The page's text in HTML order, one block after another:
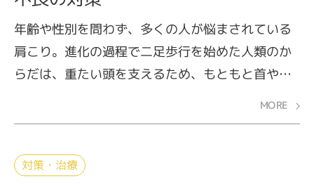
年齢や性別を問わず、多くの人が悩まされている
肩こり。進化の過程で二足歩行を始めた人類のか
らだは、重たい頭を支えるため、もともと首や肩
に負担がかかりやすい構造をしています。肩こり
が起こる直接的な原因は、筋肉の疲れと血行不良
では、肩こりの原因について解説します。
MORE
対策・治療